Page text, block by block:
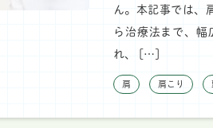
ん。本記事では、
ら治療法まで、幅
れ、 […]
肩 肩こり